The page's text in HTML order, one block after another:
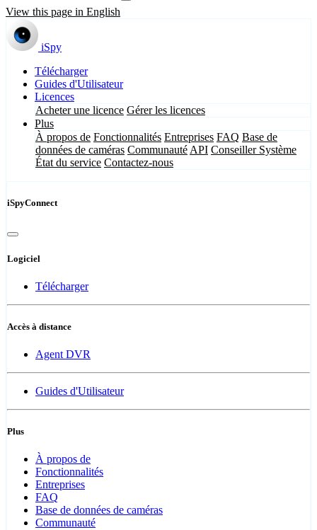
View this page in English
iSpy
Télécharger
Guides d'Utilisateur
Licences
Acheter une licence Gérer les licences
Plus
À propos de Fonctionnalités Entreprises FAQ Base de
données de caméras Communauté API Conseiller Système
État du service Contactez-nous
iSpyConnect
Logiciel
Télécharger
Accès à distance
Agent DVR
Guides d'Utilisateur
Plus
À propos de
Fonctionnalités
Entreprises
FAQ
Base de données de caméras
Communauté